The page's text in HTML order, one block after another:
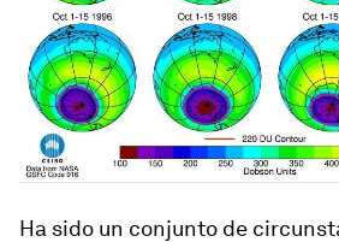
Ha sido un conjunto de